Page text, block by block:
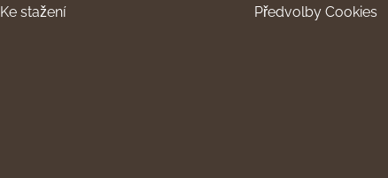
Ke stažení
Předvolby Cookies